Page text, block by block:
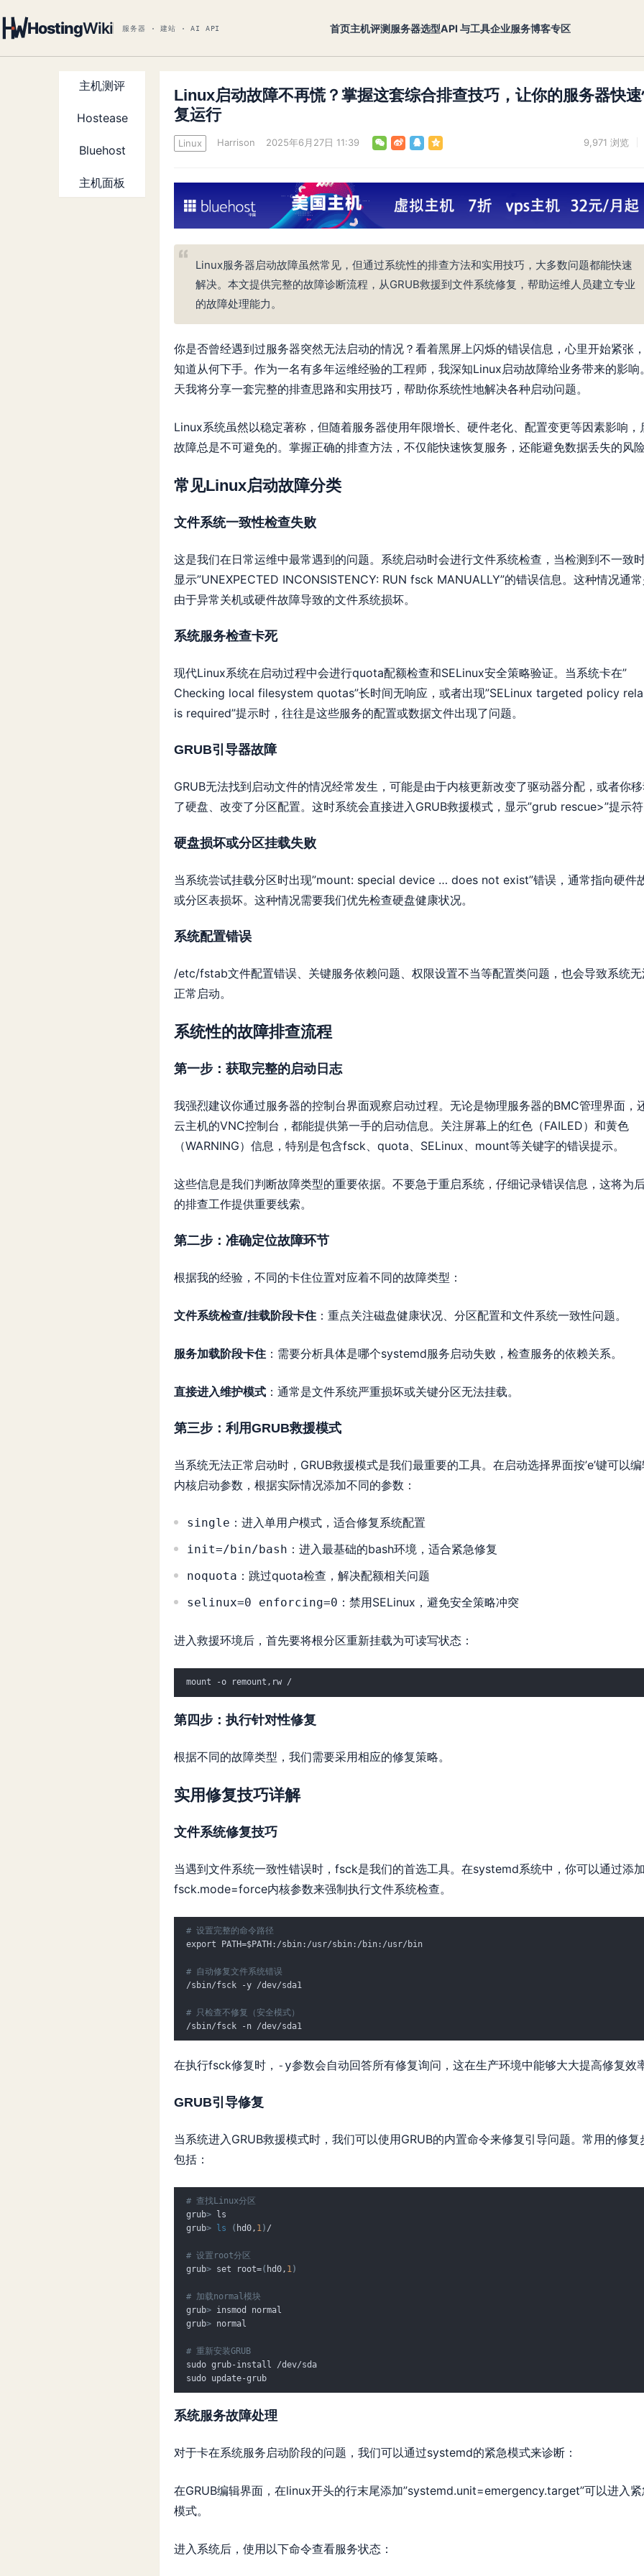
HostingWiki 服务器 · 建站 · AI API 首页主机评测服务器选型API 与工具企业服务博客专区
主机测评
Hostease
Bluehost
主机面板
Linux启动故障不再慌？掌握这套综合排查技巧，让你的服务器快
复运行
Linux Harrison 2025年6月27日 11:39 9,971 浏览
Linux服务器启动故障虽然常见，但通过系统性的排查方法和实用技巧，大多数问题都能快速
解决。本文提供完整的故障诊断流程，从GRUB救援到文件系统修复，帮助运维人员建立专业
的故障处理能力。
你是否曾经遇到过服务器突然无法启动的情况？看着黑屏上闪烁的错误信息，心里开始紧张
知道从何下手。作为一名有多年运维经验的工程师，我深知Linux启动故障给业务带来的影响
天我将分享一套完整的排查思路和实用技巧，帮助你系统性地解决各种启动问题。
Linux系统虽然以稳定著称，但随着服务器使用年限增长、硬件老化、配置变更等因素影响，
故障总是不可避免的。掌握正确的排查方法，不仅能快速恢复服务，还能避免数据丢失的风
常见Linux启动故障分类
文件系统一致性检查失败
这是我们在日常运维中最常遇到的问题。系统启动时会进行文件系统检查，当检测到不一致
显示”UNEXPECTED INCONSISTENCY: RUN fsck MANUALLY”的错误信息。这种情况通
由于异常关机或硬件故障导致的文件系统损坏。
系统服务检查卡死
现代Linux系统在启动过程中会进行quota配额检查和SELinux安全策略验证。当系统卡在”
Checking local filesystem quotas”长时间无响应，或者出现”SELinux targeted policy
is required”提示时，往往是这些服务的配置或数据文件出现了问题。
GRUB引导器故障
GRUB无法找到启动文件的情况经常发生，可能是由于内核更新改变了驱动器分配，或者你
了硬盘、改变了分区配置。这时系统会直接进入GRUB救援模式，显示”grub rescue>”提示
硬盘损坏或分区挂载失败
当系统尝试挂载分区时出现”mount: special device … does not exist”错误，通常指向硬件
或分区表损坏。这种情况需要我们优先检查硬盘健康状况。
系统配置错误
/etc/fstab文件配置错误、关键服务依赖问题、权限设置不当等配置类问题，也会导致系统
正常启动。
系统性的故障排查流程
第一步：获取完整的启动日志
我强烈建议你通过服务器的控制台界面观察启动过程。无论是物理服务器的BMC管理界面，
云主机的VNC控制台，都能提供第一手的启动信息。关注屏幕上的红色（FAILED）和黄色
（WARNING）信息，特别是包含fsck、quota、SELinux、mount等关键字的错误提示。
这些信息是我们判断故障类型的重要依据。不要急于重启系统，仔细记录错误信息，这将为
的排查工作提供重要线索。
第二步：准确定位故障环节
根据我的经验，不同的卡住位置对应着不同的故障类型：
文件系统检查/挂载阶段卡住 ：重点关注磁盘健康状况、分区配置和文件系统一致性问题。
服务加载阶段卡住 ：需要分析具体是哪个systemd服务启动失败，检查服务的依赖关系。
直接进入维护模式 ：通常是文件系统严重损坏或关键分区无法挂载。
第三步：利用GRUB救援模式
当系统无法正常启动时，GRUB救援模式是我们最重要的工具。在启动选择界面按’e’键可以
内核启动参数，根据实际情况添加不同的参数：
single ：进入单用户模式，适合修复系统配置
init=/bin/bash ：进入最基础的bash环境，适合紧急修复
noquota ：跳过quota检查，解决配额相关问题
selinux=0 enforcing=0 ：禁用SELinux，避免安全策略冲突
进入救援环境后，首先要将根分区重新挂载为可读写状态：
mount -o remount,rw /
第四步：执行针对性修复
根据不同的故障类型，我们需要采用相应的修复策略。
实用修复技巧详解
文件系统修复技巧
当遇到文件系统一致性错误时，fsck是我们的首选工具。在systemd系统中，你可以通过添
fsck.mode=force内核参数来强制执行文件系统检查。
# 设置完整的命令路径
export PATH=$PATH:/sbin:/usr/sbin:/bin:/usr/bin
# 自动修复文件系统错误
/sbin/fsck -y /dev/sda1
# 只检查不修复（安全模式）
/sbin/fsck -n /dev/sda1
在执行fsck修复时， -y参数会自动回答所有修复询问，这在生产环境中能够大大提高修复效
GRUB引导修复
当系统进入GRUB救援模式时，我们可以使用GRUB的内置命令来修复引导问题。常用的修复
包括：
# 查找Linux分区
grub> ls
grub> ls ( hd0, 1 ) /
# 设置root分区
grub> set root=( hd0, 1 )
# 加载normal模块
grub> insmod normal
grub> normal
# 重新安装GRUB
sudo grub-install /dev/sda
sudo update-grub
系统服务故障处理
对于卡在系统服务启动阶段的问题，我们可以通过systemd的紧急模式来诊断：
在GRUB编辑界面，在linux开头的行末尾添加”systemd.unit=emergency.target”可以进入
模式。
进入系统后，使用以下命令查看服务状态：